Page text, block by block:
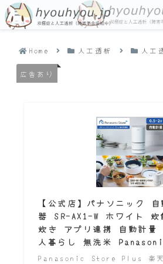
Home 人工透析 人工
広告あり
【公式店】パナソニック
器 SR-AX1-W ホワイト
炊き アプリ連携 自動計量
人暮らし 無洗米
Panasonic Store Plus 楽天
メニュー